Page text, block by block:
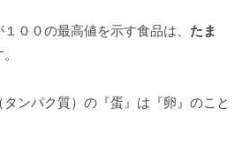
００の最高値を示す食品は、 たま
タンパク質）の『蛋』は『卵』のこと